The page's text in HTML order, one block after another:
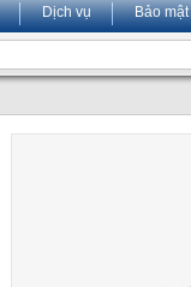
Dịch vụ Bảo mật